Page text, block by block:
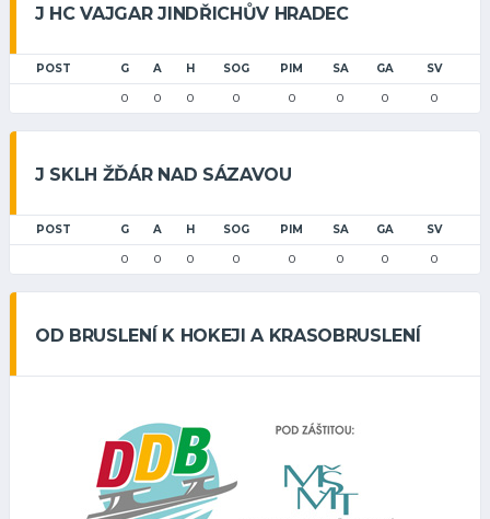
J HC VAJGAR JINDŘICHŮV HRADEC
POST G A H SOG PIM SA GA SV
0 0 0 0 0 0 0 0
J SKLH ŽĎÁR NAD SÁZAVOU
POST G A H SOG PIM SA GA SV
0 0 0 0 0 0 0 0
OD BRUSLENÍ K HOKEJI A KRASOBRUSLENÍ